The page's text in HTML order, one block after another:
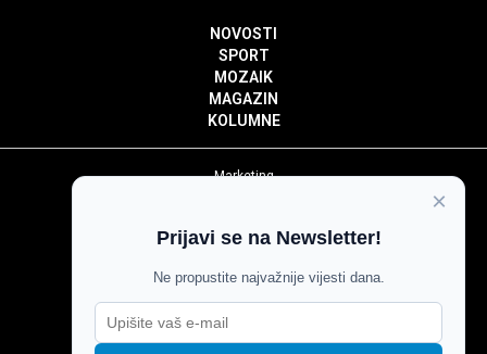
NOVOSTI
SPORT
MOZAIK
MAGAZIN
KOLUMNE
Marketing
Impressum
Pravila komentiranja
Agroglas
×
Prijavi se na Newsletter!
Ne propustite najvažnije vijesti dana.